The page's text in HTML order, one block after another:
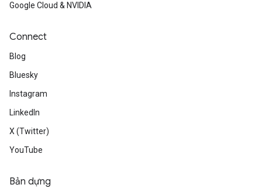
Google Cloud & NVIDIA
Connect
Blog
Bluesky
Instagram
LinkedIn
X (Twitter)
YouTube
Bản dựng